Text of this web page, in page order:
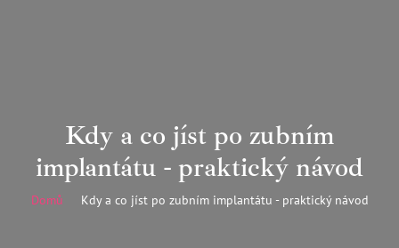
Kdy a co jíst po zubním
implantátu - praktický návod
Domů Kdy a co jíst po zubním implantátu - praktický návod